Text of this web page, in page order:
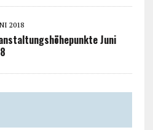
2018
Juni